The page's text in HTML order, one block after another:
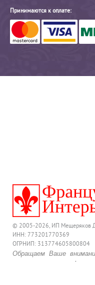
Принимаются к оплате:
© 2005-2026, ИП Мещеряков
ИНН: 773201770369
ОГРНИП: 313774605800804
Обращаем Ваше
исключительно